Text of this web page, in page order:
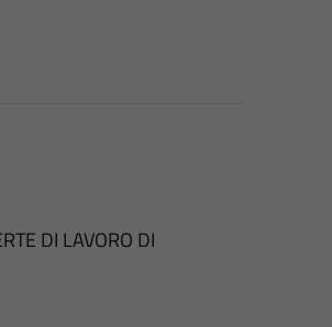
DI LAVORO DI